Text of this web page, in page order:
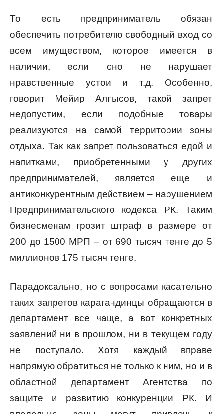
То есть предприниматель обязан
обеспечить потребителю свободный вход со
всем имуществом, которое имеется в
наличии, если оно не нарушает
нравственные устои и т.д. Особенно,
говорит Мейир Алпысов, такой запрет
недопустим, если подобные товары
реализуются на самой территории зоны
отдыха. Так как запрет пользоваться едой и
напитками, приобретенными у других
предпринимателей, является еще и
антиконкурентным действием – нарушением
Предпринимательского кодекса РК. Таким
бизнесменам грозит штраф в размере от
200 до 1500 МРП – от 690 тысяч тенге до 5
миллионов 175 тысяч тенге.
Парадоксально, но с вопросами касательно
таких запретов карагандинцы обращаются в
департамент все чаще, а вот конкретных
заявлений ни в прошлом, ни в текущем году
не поступало. Хотя каждый вправе
напрямую обратиться не только к ним, но и в
областной департамент Агентства по
защите и развитию конкуренции РК. И